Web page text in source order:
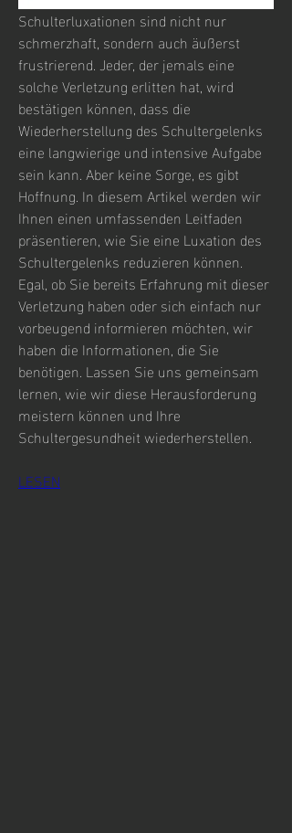
Schulterluxationen sind nicht nur
schmerzhaft, sondern auch äußerst
frustrierend. Jeder, der jemals eine
solche Verletzung erlitten hat, wird
bestätigen können, dass die
Wiederherstellung des Schultergelenks
eine langwierige und intensive Aufgabe
sein kann. Aber keine Sorge, es gibt
Hoffnung. In diesem Artikel werden wir
Ihnen einen umfassenden Leitfaden
präsentieren, wie Sie eine Luxation des
Schultergelenks reduzieren können.
Egal, ob Sie bereits Erfahrung mit dieser
Verletzung haben oder sich einfach nur
vorbeugend informieren möchten, wir
haben die Informationen, die Sie
benötigen. Lassen Sie uns gemeinsam
lernen, wie wir diese Herausforderung
meistern können und Ihre
Schultergesundheit wiederherstellen.
LESEN